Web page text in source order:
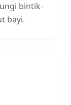
bintik-
bayi.